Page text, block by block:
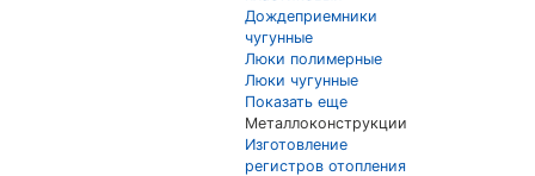
Дождеприемники
чугунные
Люки полимерные
Люки чугунные
Показать еще
Металлоконструкции
Изготовление
регистров отопления